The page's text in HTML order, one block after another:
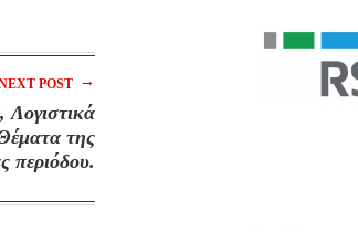
POST →
Λογιστικά
της
περιόδου.